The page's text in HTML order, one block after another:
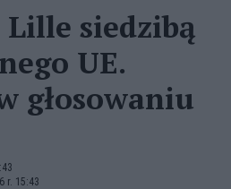
siedzibą
UE.
głosowaniu
r. 15:43